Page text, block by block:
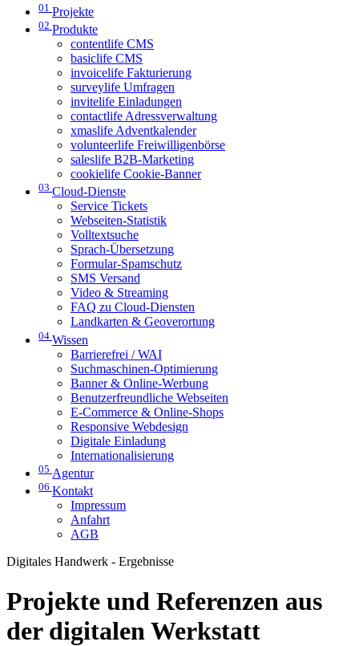
01 Projekte
02 Produkte
contentlife CMS
basiclife CMS
invoicelife Fakturierung
surveylife Umfragen
invitelife Einladungen
contactlife Adressverwaltung
xmaslife Adventkalender
volunteerlife Freiwilligenbörse
saleslife B2B-Marketing
cookielife Cookie-Banner
03 Cloud-Dienste
Service Tickets
Webseiten-Statistik
Volltextsuche
Sprach-Übersetzung
Formular-Spamschutz
SMS Versand
Video & Streaming
FAQ zu Cloud-Diensten
Landkarten & Geoverortung
04 Wissen
Barrierefrei / WAI
Suchmaschinen-Optimierung
Banner & Online-Werbung
Benutzerfreundliche Webseiten
E-Commerce & Online-Shops
Responsive Webdesign
Digitale Einladung
Internationalisierung
05 Agentur
06 Kontakt
Impressum
Anfahrt
AGB
Digitales Handwerk - Ergebnisse
Projekte und Referenzen aus
der digitalen Werkstatt